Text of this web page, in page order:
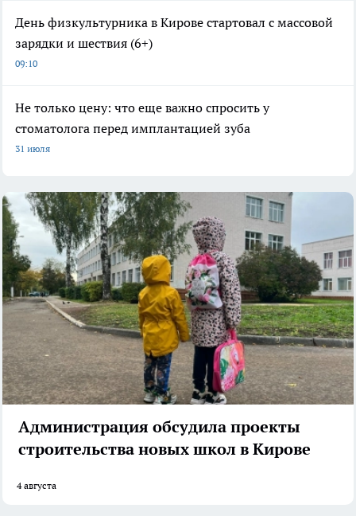
День физкультурника в Кирове стартовал с массовой
зарядки и шествия (6+)
09:10
Не только цену: что еще важно спросить у
стоматолога перед имплантацией зуба
31 июля
Администрация обсудила проекты
строительства новых школ в Кирове
4 августа